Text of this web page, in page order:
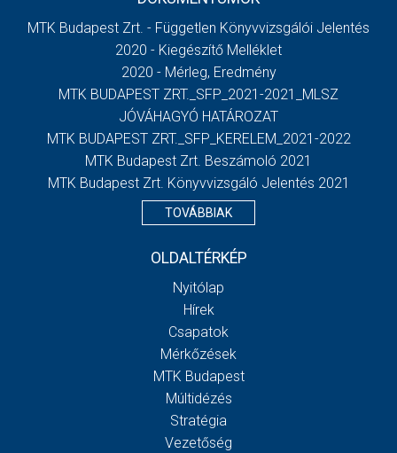
MTK Budapest Zrt. - Független Könyvvizsgálói Jelentés
2020 - Kiegészítő Melléklet
2020 - Mérleg, Eredmény
MTK BUDAPEST ZRT._SFP_2021-2021_MLSZ
JÓVÁHAGYÓ HATÁROZAT
MTK BUDAPEST ZRT._SFP_KERELEM_2021-2022
MTK Budapest Zrt. Beszámoló 2021
MTK Budapest Zrt. Könyvvizsgáló Jelentés 2021
TOVÁBBIAK
OLDALTÉRKÉP
Nyitólap
Hírek
Csapatok
Mérkőzések
MTK Budapest
Múltidézés
Stratégia
Vezetőség